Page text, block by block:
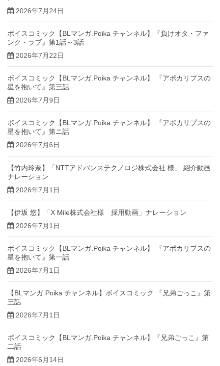
2026年7月24日
ボイスコミック【BLマンガ.Poika チャンネル】『負けオタ・ファ
ンク・ラブ』第1話～3話
2026年7月22日
ボイスコミック【BLマンガ.Poika チャンネル】 『アポカリプスの
星を抱いて』第三話
2026年7月9日
ボイスコミック【BLマンガ.Poika チャンネル】 『アポカリプスの
星を抱いて』第ニ話
2026年7月6日
【竹内玲奈】「NTTアドバンステクノロジ株式会社 様」 紹介動画
ナレーション
2026年7月1日
【伊坂 悠】「X Mile株式会社様 採用動画」ナレーション
2026年7月1日
ボイスコミック【BLマンガ.Poika チャンネル】 『アポカリプスの
星を抱いて』第一話
2026年7月1日
【BLマンガ.Poika チャンネル】ボイスコミック 『兄弟ごっこ』第
三話
2026年7月1日
ボイスコミック【BLマンガ.Poika チャンネル】『兄弟ごっこ』第
二話
2026年6月14日